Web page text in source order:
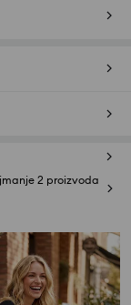
2 proizvoda